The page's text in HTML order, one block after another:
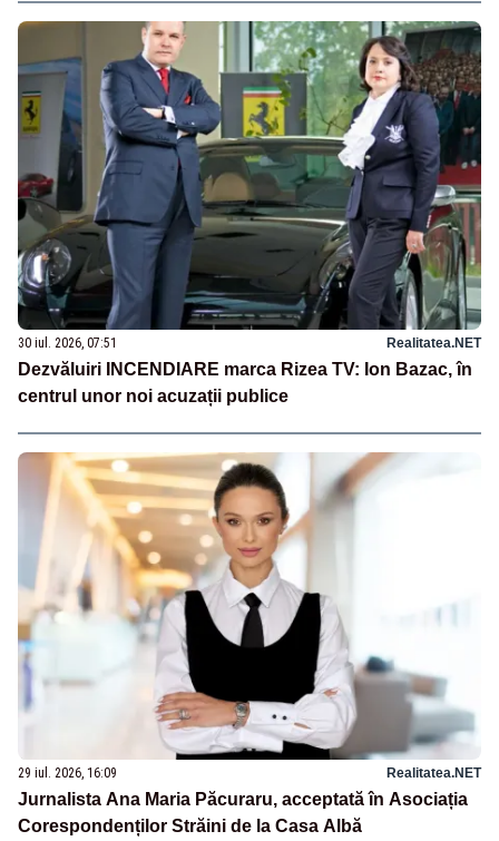
30 iul. 2026, 07:51 Realitatea.NET
Dezvăluiri INCENDIARE marca Rizea TV: Ion Bazac, în
centrul unor noi acuzații publice
29 iul. 2026, 16:09 Realitatea.NET
Jurnalista Ana Maria Păcuraru, acceptată în Asociația
Corespondenților Străini de la Casa Albă